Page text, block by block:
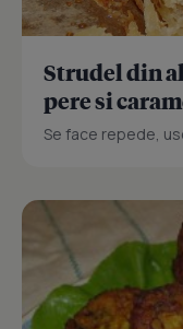
Strudel din
pere si
Se face repede,